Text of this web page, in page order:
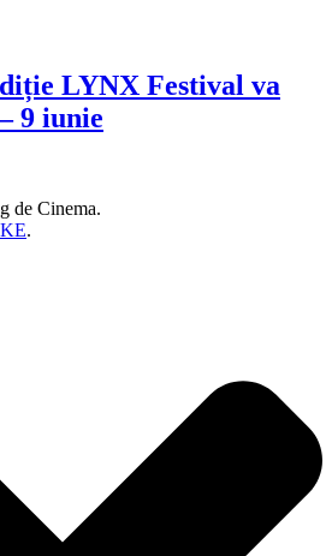
LYNX Festival va
9 iunie
de Cinema.
.